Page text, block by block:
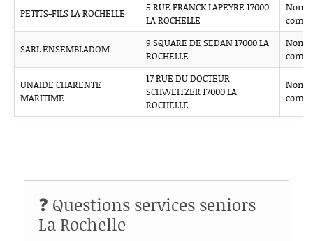
PETITS-FILS LA ROCHELLE
5 RUE FRANCK LAPEYRE 17000
LA ROCHELLE
Non
SARL ENSEMBLADOM
9 SQUARE DE SEDAN 17000 LA
ROCHELLE
Non
UNAIDE CHARENTE
MARITIME
17 RUE DU DOCTEUR
SCHWEITZER 17000 LA
ROCHELLE
Non
❓ Questions services seniors
La Rochelle